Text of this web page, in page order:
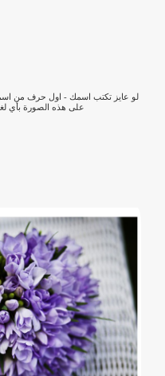
لو عايز تكتب اسمك - اول حرف من
على هذه الصورة بأي